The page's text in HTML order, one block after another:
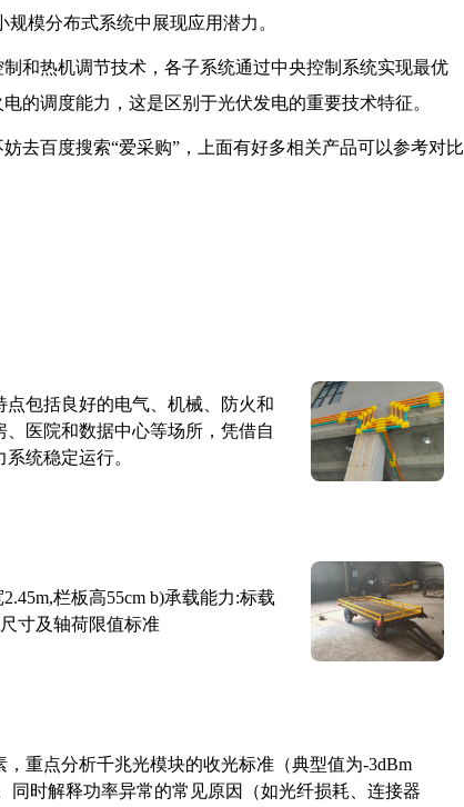
模分布式系统中展现应用潜力。
和热机调节技术，各子系统通过中央控制系统实现最优
的调度能力，这是区别于光伏发电的重要技术特征。
去百度搜索“爱采购”，上面有好多相关产品可以参考对比
包括良好的电气、机械、防火和
医院和数据中心等场所，凭借自
统稳定运行。
栏板高55cm b)承载能力:标载
寸及轴荷限值标准
重点分析千兆光模块的收光标准（典型值为-3dBm
同时解释功率异常的常见原因（如光纤损耗、连接器